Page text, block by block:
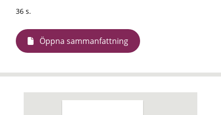
36 s.
Öppna sammanfattning